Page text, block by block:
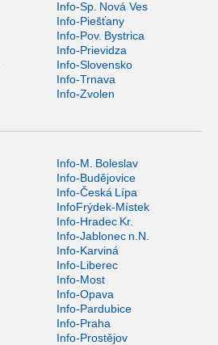
Info-Sp. Nová Ves
Info-Piešťany
Info-Pov. Bystrica
Info-Prievidza
Info-Slovensko
Info-Trnava
Info-Zvolen
Info-M. Boleslav
Info-Budějovice
Info-Česká Lípa
InfoFrýdek-Místek
Info-Hradec Kr.
Info-Jablonec n.N.
Info-Karviná
Info-Liberec
Info-Most
Info-Opava
Info-Pardubice
Info-Praha
Info-Prostějov